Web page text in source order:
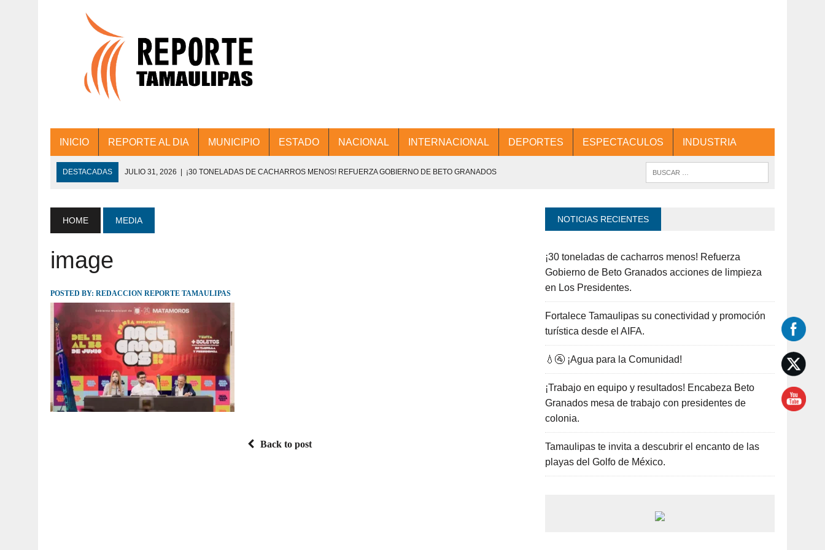
INICIO REPORTE AL DIA MUNICIPIO ESTADO NACIONAL INTERNACIONAL DEPORTES ESPECTACULOS INDUSTRIA
DESTACADAS JULIO 31, 2026 | ¡30 TONELADAS DE CACHARROS MENOS! REFUERZA GOBIERNO DE BETO GRANADOS
JULIO 30, 2026 | 💧🚰 ¡AGUA PARA LA COMUNIDAD!
DE COLONIA.
JULIO 30, 2026 | TAMAULIPAS TE INVITA A DESCUBRIR EL ENCANTO DE LAS PLAYAS DEL GOLFO DE MÉXICO.
HOME MEDIA
image
POSTED BY: REDACCION REPORTE TAMAULIPAS
Back to post
NOTICIAS RECIENTES
¡30 toneladas de cacharros menos! Refuerza
Gobierno de Beto Granados acciones de limpieza
en Los Presidentes.
Fortalece Tamaulipas su conectividad y promoción
turística desde el AIFA.
💧🚰 ¡Agua para la Comunidad!
¡Trabajo en equipo y resultados! Encabeza Beto
Granados mesa de trabajo con presidentes de
colonia.
Tamaulipas te invita a descubrir el encanto de las
playas del Golfo de México.